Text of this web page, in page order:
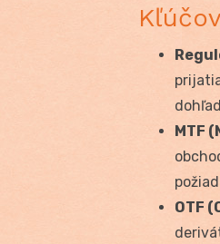
MTF
OTF